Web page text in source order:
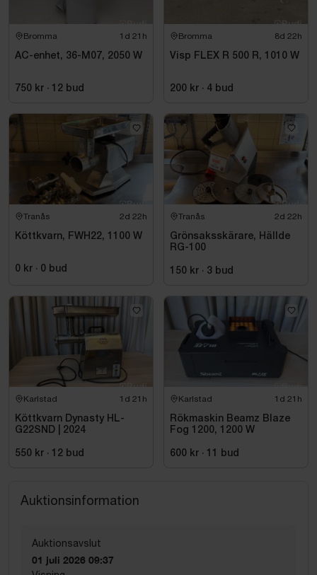
Bromma 1d 21h
AC-enhet, 36-M07, 2050 W
750 kr · 12 bud
Bromma 8d 22h
Visp FLEX R 500 R, 1010 W
200 kr · 4 bud
Tranås 2d 22h
Köttkvarn, FWH22, 1100 W
0 kr · 0 bud
Tranås 2d 22h
Grönsaksskärare, Hällde
RG-100
150 kr · 3 bud
Karlstad 1d 21h
Köttkvarn Dynasty HL-
G22SND | 2024
550 kr · 12 bud
Karlstad 1d 21h
Rökmaskin Beamz Blaze
Fog 1200, 1200 W
600 kr · 11 bud
Auktionsinformation
Auktionsavslut
01 juli 2026 09:37